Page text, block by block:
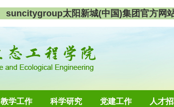
suncitygroup太阳新城(中国)集团官方网
教学工作 科学研究 党建工作 人才